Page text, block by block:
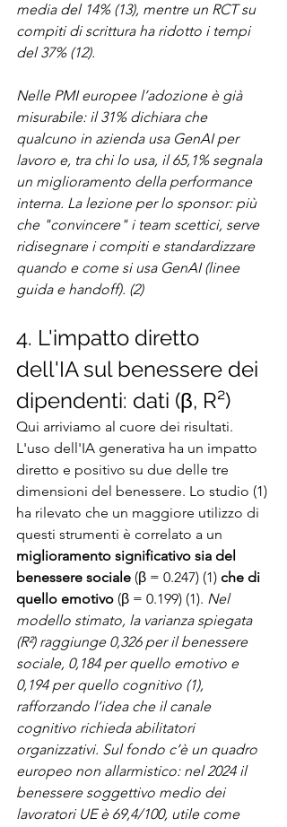
media del 14% (13), mentre un RCT su
compiti di scrittura ha ridotto i tempi
del 37% (12).
Nelle PMI europee l’adozione è già
misurabile: il 31% dichiara che
qualcuno in azienda usa GenAI per
lavoro e, tra chi lo usa, il 65,1% segnala
un miglioramento della performance
interna. La lezione per lo sponsor: più
che "convincere" i team scettici, serve
ridisegnare i compiti e standardizzare
quando e come si usa GenAI (linee
guida e handoff). (2)
4. L'impatto diretto
dell'IA sul benessere dei
dipendenti: dati (β, R²)
Qui arriviamo al cuore dei risultati.
L'uso dell'IA generativa ha un impatto
diretto e positivo su due delle tre
dimensioni del benessere. Lo studio (1)
ha rilevato che un maggiore utilizzo di
questi strumenti è correlato a un
miglioramento significativo sia del
benessere sociale (β = 0.247) (1) che di
quello emotivo (β = 0.199) (1). Nel
modello stimato, la varianza spiegata
(R²) raggiunge 0,326 per il benessere
sociale, 0,184 per quello emotivo e
0,194 per quello cognitivo (1),
rafforzando l’idea che il canale
cognitivo richieda abilitatori
organizzativi. Sul fondo c’è un quadro
europeo non allarmistico: nel 2024 il
benessere soggettivo medio dei
lavoratori UE è 69,4/100, utile come